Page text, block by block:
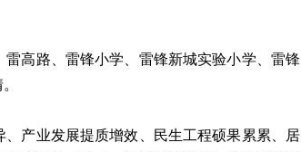
高路、雷锋小学、雷锋新城实验小学、雷锋
产业发展提质增效、民生工程硕果累累、居